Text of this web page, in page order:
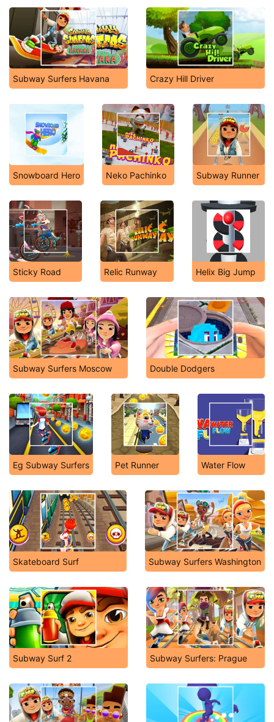
Subway Surfers Havana Crazy Hill Driver
Snowboard Hero Neko Pachinko Subway Runner
Sticky Road Relic Runway Helix Big Jump
Subway Surfers Moscow Double Dodgers
Eg Subway Surfers Pet Runner Water Flow
Skateboard Surf Subway Surfers Washington
Subway Surf 2 Subway Surfers: Prague